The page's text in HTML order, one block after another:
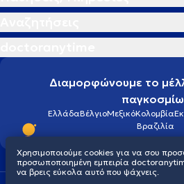
Διαμορφώνουμε το
ΕλλάδαΒέλγιοΜεξικόΚολομβία
Βραζιλία
Χρησιμοποιούμε cookies για να σου
προσωποποιημένη εμπειρία
να βρεις εύκολα αυτό που ψάχνεις.